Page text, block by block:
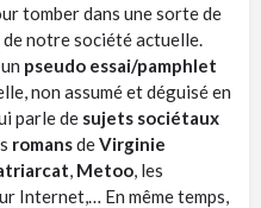
tomber dans une sorte de
notre société actuelle.
pseudo essai/pamphlet
non assumé et déguisé en
parle de sujets sociétaux
romansdeVirginie
Metoo , les
Internet,… En même temps,